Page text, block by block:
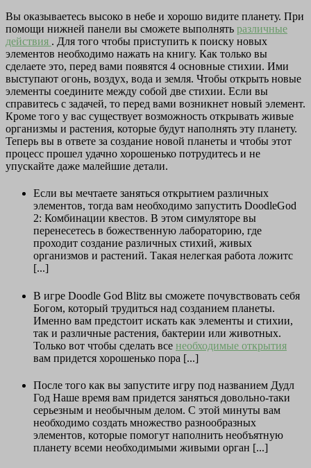
Вы оказываетесь высоко в небе и хорошо видите планету. При
помощи нижней панели вы сможете выполнять различные
действия . Для того чтобы приступить к поиску новых
элементов необходимо нажать на книгу. Как только вы
сделаете это, перед вами появятся 4 основные стихии. Ими
выступают огонь, воздух, вода и земля. Чтобы открыть новые
элементы соедините между собой две стихии. Если вы
справитесь с задачей, то перед вами возникнет новый элемент.
Кроме того у вас существует возможность открывать живые
организмы и растения, которые будут наполнять эту планету.
Теперь вы в ответе за создание новой планеты и чтобы этот
процесс прошел удачно хорошенько потрудитесь и не
упускайте даже малейшие детали.
Если вы мечтаете заняться открытием различных
элементов, тогда вам необходимо запустить DoodleGod
2: Комбинации квестов. В этом симуляторе вы
перенесетесь в божественную лабораторию, где
проходит создание различных стихий, живых
организмов и растений. Такая нелегкая работа ложитс
[...]
В игре Doodle God Blitz вы сможете почувствовать себя
Богом, который трудиться над созданием планеты.
Именно вам предстоит искать как элементы и стихии,
так и различные растения, бактерии или животных.
Только вот чтобы сделать все необходимые открытия
вам придется хорошенько пора [...]
После того как вы запустите игру под названием Дудл
Год Наше время вам придется заняться довольно-таки
серьезным и необычным делом. С этой минуты вам
необходимо создать множество разнообразных
элементов, которые помогут наполнить необъятную
планету всеми необходимыми живыми орган [...]